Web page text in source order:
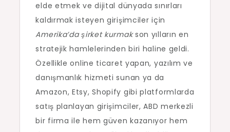
elde etmek ve dijital dünyada sınırları
kaldırmak isteyen girişimciler için
Amerika’da şirket kurmakson yılların en
stratejik hamlelerinden biri haline geldi.
Özellikle online ticaret yapan, yazılım ve
danışmanlık hizmeti sunan ya da
Amazon, Etsy, Shopify gibi platformlarda
satış planlayan girişimciler, ABD merkezli
bir firma ile hem güven kazanıyor hem